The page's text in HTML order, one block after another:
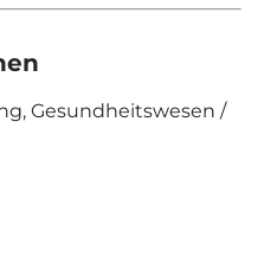
Gesundheitswesen /